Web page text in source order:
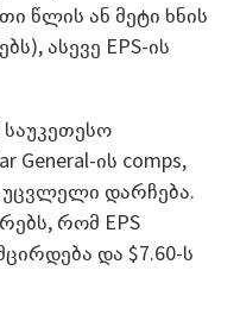
წლის ან მეტი ხნის
ასევე EPS-ის
General-ის comps,
დარჩება.
რომ EPS
და $7.60-ს